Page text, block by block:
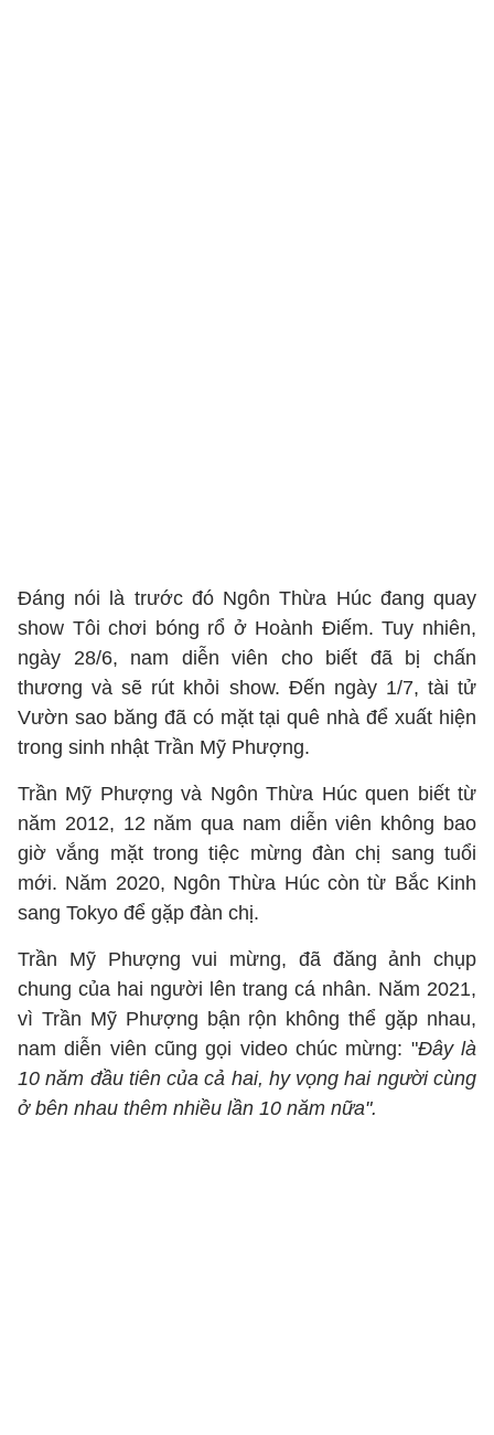
Đáng nói là trước đó Ngôn Thừa Húc đang quay
show Tôi chơi bóng rổ ở Hoành Điếm. Tuy nhiên,
ngày 28/6, nam diễn viên cho biết đã bị chấn
thương và sẽ rút khỏi show. Đến ngày 1/7, tài tử
Vườn sao băng đã có mặt tại quê nhà để xuất hiện
trong sinh nhật Trần Mỹ Phượng.
Trần Mỹ Phượng và Ngôn Thừa Húc quen biết từ
năm 2012, 12 năm qua nam diễn viên không bao
giờ vắng mặt trong tiệc mừng đàn chị sang tuổi
mới. Năm 2020, Ngôn Thừa Húc còn từ Bắc Kinh
sang Tokyo để gặp đàn chị.
Trần Mỹ Phượng vui mừng, đã đăng ảnh chụp
chung của hai người lên trang cá nhân. Năm 2021,
vì Trần Mỹ Phượng bận rộn không thể gặp nhau,
nam diễn viên cũng gọi video chúc mừng: "Đây là
10 năm đầu tiên của cả hai, hy vọng hai người cùng
ở bên nhau thêm nhiều lần 10 năm nữa".